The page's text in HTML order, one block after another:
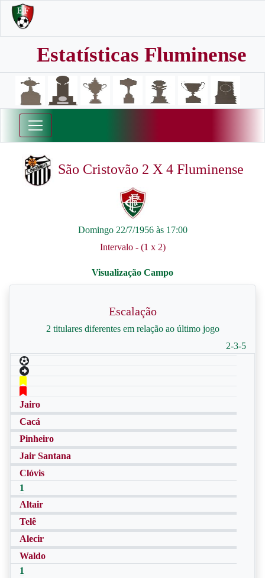
Estatísticas Fluminense
São Cristovão 2 X 4 Fluminense
Domingo 22/7/1956 às 17:00
Intervalo - (1 x 2)
Escalação
2 titulares diferentes em relação ao último jogo
2-3-5
Jairo
Cacá
Pinheiro
Jair Santana
Clóvis
1
Altair
Telê
Alecir
Waldo
1